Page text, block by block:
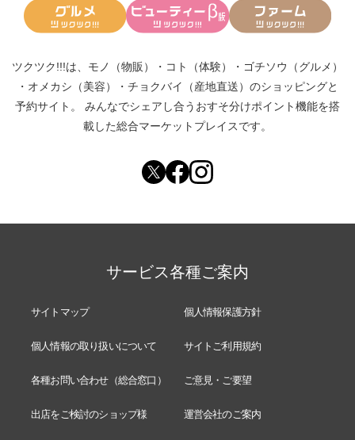
ツクツク!!!は、 モノ（物販） ・ コト（体験） ・ ゴチソウ（グルメ）
・ オメカシ（美容） ・ チョクバイ（産地直送） のショッピングと
予約サイト。
みんなでシェアし合う おすそ分けポイント機能を搭
載した総合マーケットプレイスです。
サービス各種ご案内
サイトマップ 個人情報保護方針
個人情報の取り扱いについて サイトご利用規約
各種お問い合わせ（総合窓口） ご意見・ご要望
出店をご検討のショップ様 運営会社のご案内